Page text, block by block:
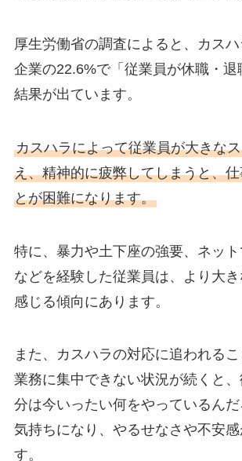
厚生労働省の調査によると、カス
企業の22.6%で「従業員が休職・退
結果が出ています。
カスハラによって従業員が大きな
え、精神的に疲弊してしまうと、
とが困難になります。
特に、暴力や土下座の強要、ネッ
などを経験した従業員は、より大
感じる傾向にあります。
また、カスハラの対応に追われる
業務に集中できない状況が続くと
分は今いったい何をやっているんだ
気持ちになり、やるせなさや不安感
す。